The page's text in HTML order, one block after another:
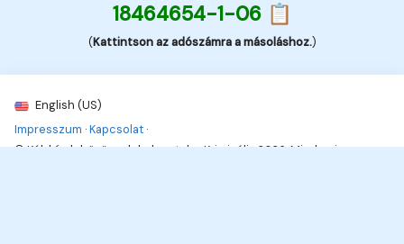
18464654-1-06 📋
(Kattintson az adószámra a másoláshoz.)
English (US)
Impresszum ·Kapcsolat ·
© Kék hírek, bűnügyek, balesetek - Kriminális 2026. Minden jog